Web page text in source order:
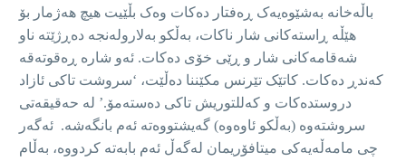
باڵەخانە بەشێوەیەک ڕەفتار دەکات وەک بڵێیت هیچ هەژمار بۆ
هێڵە ڕاستەکانی شار ناکات، بەڵکو بەلارولەنجە دەڕژێتە ناو
شەقامەکانی شار و ڕێی خۆی دەکات. ئەو شارە ڕەقوتەقە
کەندڕ دەکات. کاتێک تێرنس مکێننا دەڵێت، ‘سروشت تاکی ئازاد
دروستدەکات و کەللتوریش تاکی دەستەمۆ.’ لە حەقیقەتی
سروشتەوە (بەڵکو ئاوەوە) گەیشتووەتە ئەم بانگەشە. ئەگەر
چی مامەڵەیەکی میتافۆریمان لەگەڵ ئەم بابەتە کردووە، بەڵام